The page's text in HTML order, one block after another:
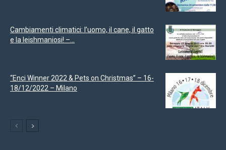
Cambiamenti climatici: l’uomo, il cane, il gatto
e la leishmaniosi! –...
“Enci Winner 2022 & Pets on Christmas” – 16-
18/12/2022 – Milano